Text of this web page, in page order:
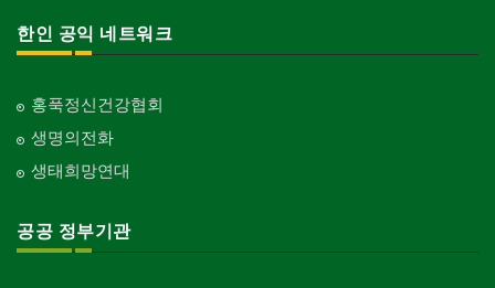
한인 공익 네트워크
홍푹정신건강협회
생명의전화
생태희망연대
공공 정부기관